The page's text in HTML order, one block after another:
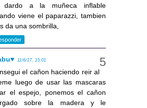
dardo a la muñeca inflable
viene el paparazzi, tambien
da una sombrilla,
11/6/17, 15:01
el cañon haciendo reir al
luego de usar las mascaras
el espejo, ponemos el cañon
sobre la madera y le